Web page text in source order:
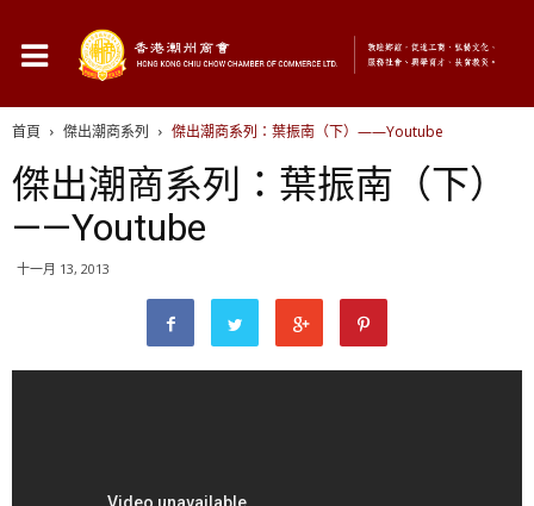
首頁 傑出潮商系列 傑出潮商系列：葉振南（下）——Youtube
傑出潮商系列：葉振南（下）
——Youtube
十一月 13, 2013